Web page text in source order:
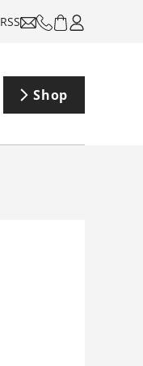
RSS
Shop